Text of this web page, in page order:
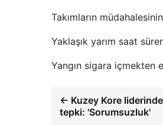
Takımların
Yaklaşık yarım saat
Yangın sigara içmekten
← Kuzey Kore
tepki: 'Sorumsuzluk'